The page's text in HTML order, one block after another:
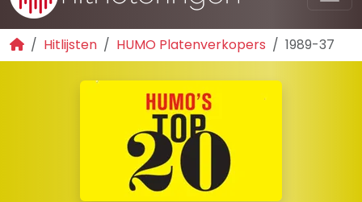
Hitlijsten HUMO Platenverkopers 1989-37